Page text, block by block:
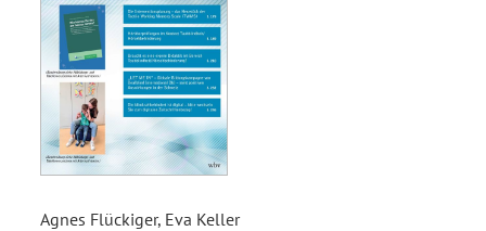
Agnes Flückiger, Eva Keller